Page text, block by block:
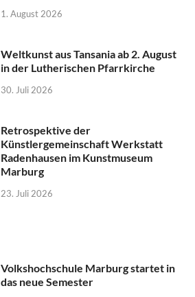
1. August 2026
Weltkunst aus Tansania ab 2. August
in der Lutherischen Pfarrkirche
30. Juli 2026
Retrospektive der
Künstlergemeinschaft Werkstatt
Radenhausen im Kunstmuseum
Marburg
23. Juli 2026
Volkshochschule Marburg startet in
das neue Semester